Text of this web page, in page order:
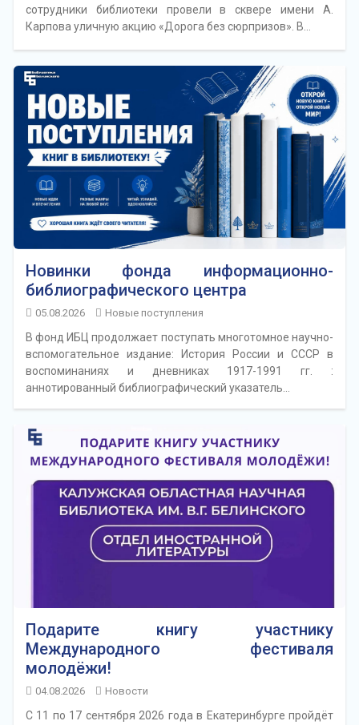
сотрудники библиотеки провели в сквере имени А.
Карпова уличную акцию «Дорога без сюрпризов». В…
Новинки фонда информационно-
библиографического центра
05.08.2026 Новые поступления
В фонд ИБЦ продолжает поступать многотомное научно-
вспомогательное издание: История России и СССР в
воспоминаниях и дневниках 1917-1991 гг. :
аннотированный библиографический указатель…
Подарите книгу участнику
Международного фестиваля
молодёжи!
04.08.2026 Новости
С 11 по 17 сентября 2026 года в Екатеринбурге пройдёт